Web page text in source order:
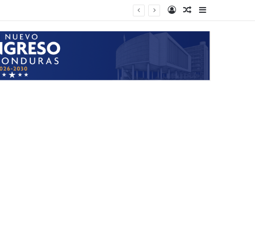
Log InRandom Article